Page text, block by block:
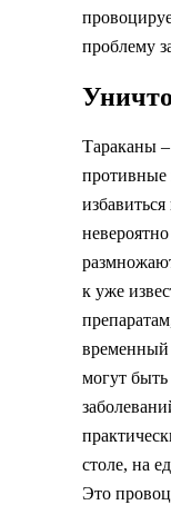
проблему
Тараканы
противные
к уже
временный
могут
столе, на
Это